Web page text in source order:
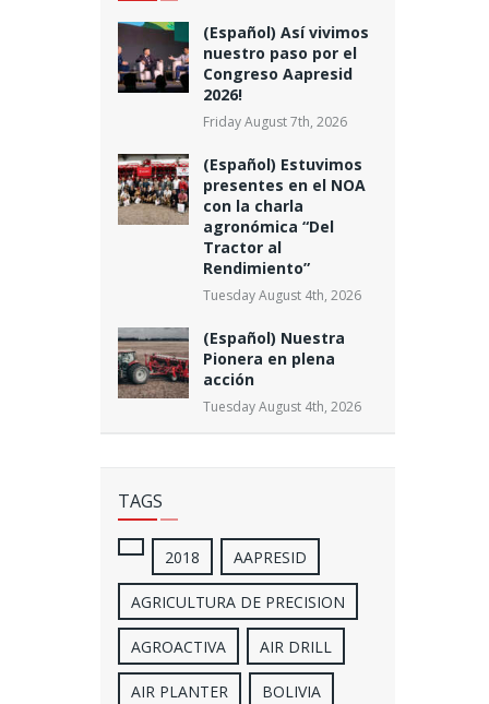
(Español) Así vivimos
nuestro paso por el
Congreso Aapresid
2026!
Friday August 7th, 2026
(Español) Estuvimos
presentes en el NOA
con la charla
agronómica “Del
Tractor al
Rendimiento”
Tuesday August 4th, 2026
(Español) Nuestra
Pionera en plena
acción
Tuesday August 4th, 2026
TAGS
2018 AAPRESID
AGRICULTURA DE PRECISION
AGROACTIVA AIR DRILL
AIR PLANTER BOLIVIA